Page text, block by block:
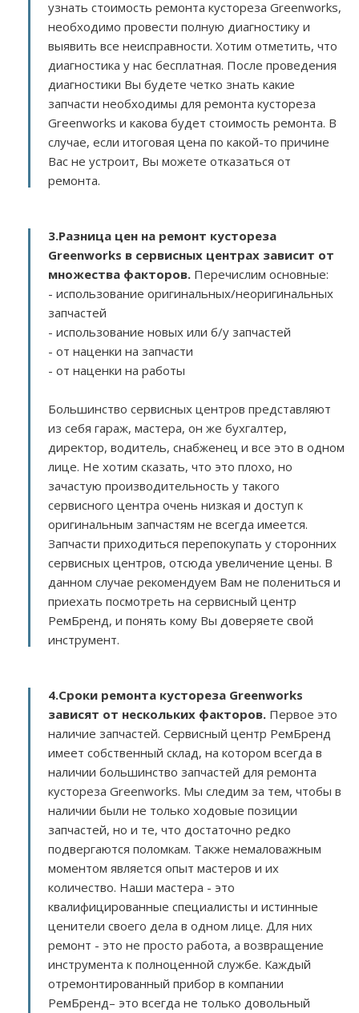
узнать стоимость ремонта кустореза Greenworks,
необходимо провести полную диагностику и
выявить все неисправности. Хотим отметить, что
диагностика у нас бесплатная. После проведения
диагностики Вы будете четко знать какие
запчасти необходимы для ремонта кустореза
Greenworks и какова будет стоимость ремонта. В
случае, если итоговая цена по какой-то причине
Вас не устроит, Вы можете отказаться от
ремонта.
3.Разница цен на ремонт кустореза
Greenworks в сервисных центрах зависит от
множества факторов. Перечислим основные:
- использование оригинальных/неоригинальных
запчастей
- использование новых или б/у запчастей
- от наценки на запчасти
- от наценки на работы
Большинство сервисных центров представляют
из себя гараж, мастера, он же бухгалтер,
директор, водитель, снабженец и все это в одном
лице. Не хотим сказать, что это плохо, но
зачастую производительность у такого
сервисного центра очень низкая и доступ к
оригинальным запчастям не всегда имеется.
Запчасти приходиться перепокупать у сторонних
сервисных центров, отсюда увеличение цены. В
данном случае рекомендуем Вам не полениться и
приехать посмотреть на сервисный центр
РемБренд, и понять кому Вы доверяете свой
инструмент.
4.Сроки ремонта кустореза Greenworks
зависят от нескольких факторов. Первое это
наличие запчастей. Сервисный центр РемБренд
имеет собственный склад, на котором всегда в
наличии большинство запчастей для ремонта
кустореза Greenworks. Мы следим за тем, чтобы в
наличии были не только ходовые позиции
запчастей, но и те, что достаточно редко
подвергаются поломкам. Также немаловажным
моментом является опыт мастеров и их
количество. Наши мастера - это
квалифицированные специалисты и истинные
ценители своего дела в одном лице. Для них
ремонт - это не просто работа, а возвращение
инструмента к полноценной службе. Каждый
отремонтированный прибор в компании
РемБренд– это всегда не только довольный